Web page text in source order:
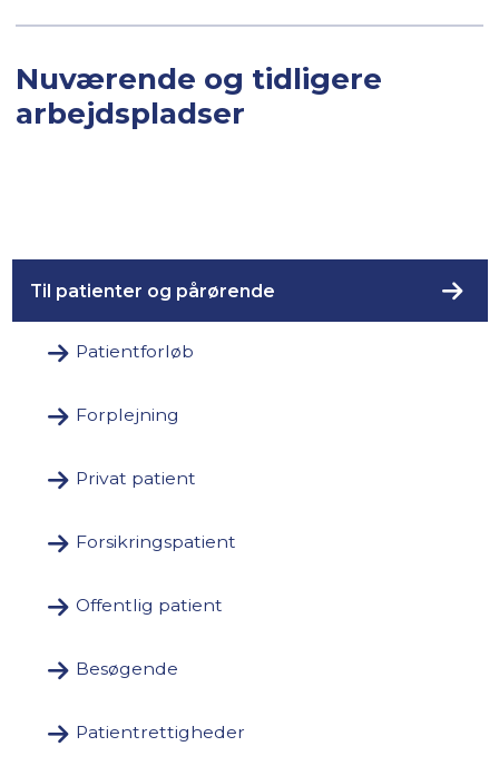
Nuværende og tidligere
arbejdspladser
Til patienter og pårørende
Patientforløb
Forplejning
Privat patient
Forsikringspatient
Offentlig patient
Besøgende
Patientrettigheder